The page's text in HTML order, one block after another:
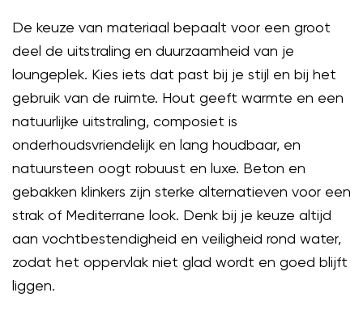
De keuze van materiaal bepaalt voor een groot
deel de uitstraling en duurzaamheid van je
loungeplek. Kies iets dat past bij je stijl en bij het
gebruik van de ruimte. Hout geeft warmte en een
natuurlijke uitstraling, composiet is
onderhoudsvriendelijk en lang houdbaar, en
natuursteen oogt robuust en luxe. Beton en
gebakken klinkers zijn sterke alternatieven voor een
strak of Mediterrane look. Denk bij je keuze altijd
aan vochtbestendigheid en veiligheid rond water,
zodat het oppervlak niet glad wordt en goed blijft
liggen.